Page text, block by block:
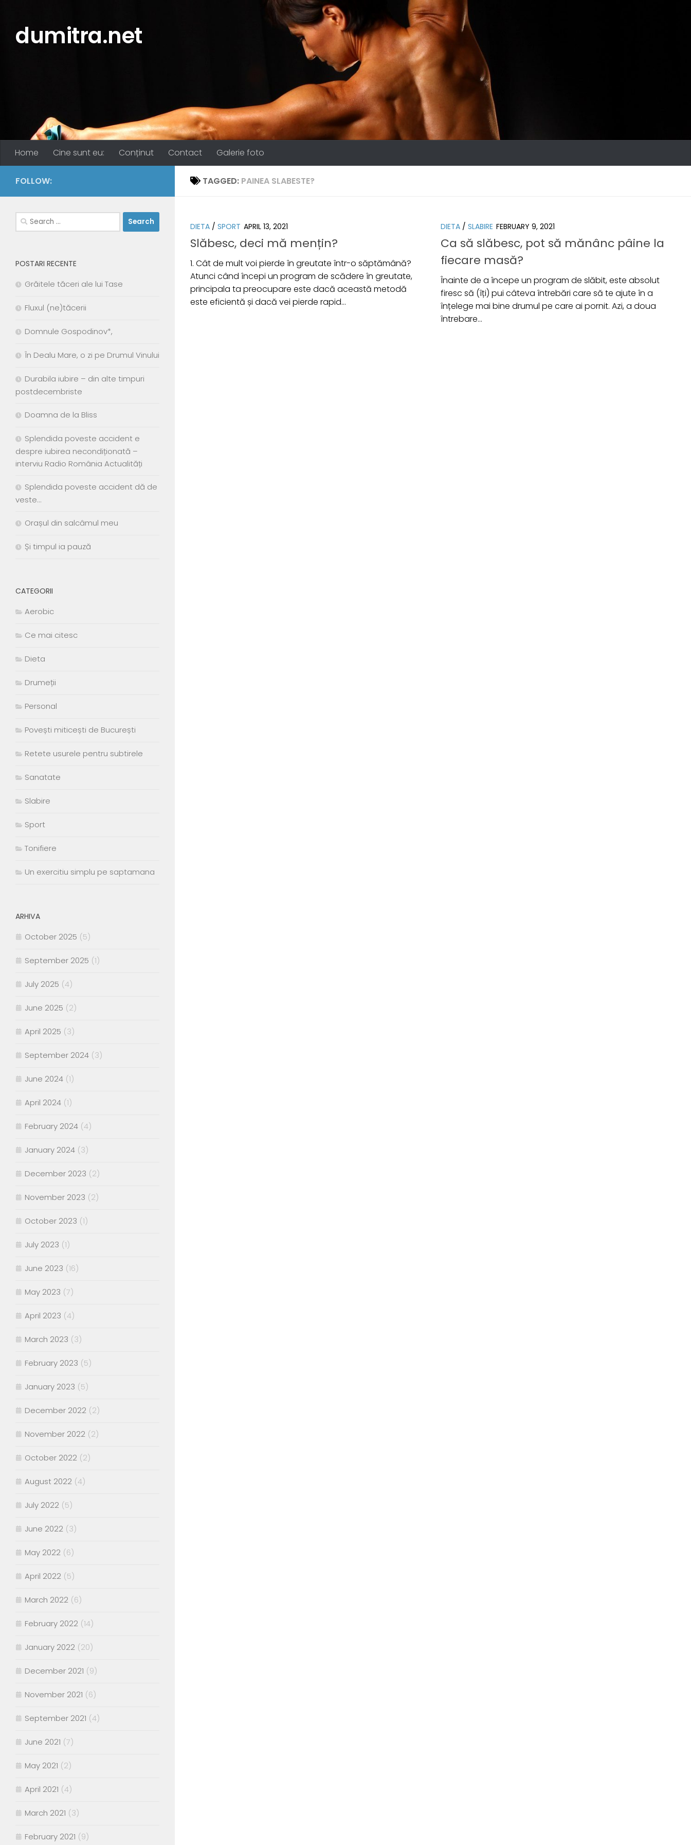
dumitra.net
Home Cine sunt eu: Conținut Contact Galerie foto
TAGGED: PAINEA SLABESTE?
DIETA / SPORT APRIL 13, 2021
Slăbesc, deci mă mențin?
1. Cât de mult voi pierde în greutate într-o săptămână?
Atunci când începi un program de scădere în greutate,
principala ta preocupare este dacă această metodă
este eficientă și dacă vei pierde rapid...
DIETA / SLABIRE FEBRUARY 9, 2021
Ca să slăbesc, pot să mănânc pâine la
fiecare masă?
Înainte de a începe un program de slăbit, este absolut
firesc să (îți) pui câteva întrebări care să te ajute în a
înțelege mai bine drumul pe care ai pornit. Azi, a doua
întrebare...
FOLLOW:
Search
for:
POSTARI RECENTE
Grăitele tăceri ale lui Tase
Fluxul (ne)tăcerii
Domnule Gospodinov*,
În Dealu Mare, o zi pe Drumul Vinului
Durabila iubire – din alte timpuri
postdecembriste
Doamna de la Bliss
Splendida poveste accident e
despre iubirea necondiționată –
interviu Radio România Actualități
Splendida poveste accident dă de
veste…
Orașul din salcâmul meu
Și timpul ia pauză
CATEGORII
Aerobic
Ce mai citesc
Dieta
Drumeții
Personal
Povești miticești de București
Retete usurele pentru subtirele
Sanatate
Slabire
Sport
Tonifiere
Un exercitiu simplu pe saptamana
ARHIVA
October 2025 (5)
September 2025 (1)
July 2025 (4)
June 2025 (2)
April 2025 (3)
September 2024 (3)
June 2024 (1)
April 2024 (1)
February 2024 (4)
January 2024 (3)
December 2023 (2)
November 2023 (2)
October 2023 (1)
July 2023 (1)
June 2023 (16)
May 2023 (7)
April 2023 (4)
March 2023 (3)
February 2023 (5)
January 2023 (5)
December 2022 (2)
November 2022 (2)
October 2022 (2)
August 2022 (4)
July 2022 (5)
June 2022 (3)
May 2022 (6)
April 2022 (5)
March 2022 (6)
February 2022 (14)
January 2022 (20)
December 2021 (9)
November 2021 (6)
September 2021 (4)
June 2021 (7)
May 2021 (2)
April 2021 (4)
March 2021 (3)
February 2021 (9)